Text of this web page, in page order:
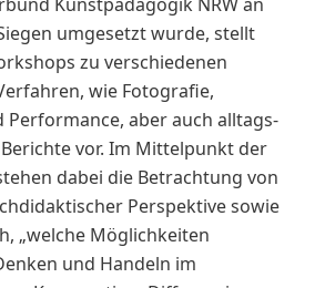
umgesetzt wurde, stellt
zu verschiedenen
wie Fotografie,
aber auch alltags-
vor. Im Mittelpunkt der
dabei die Betrachtung von
Perspektive sowie
„welche Möglichkeiten
und Handeln im